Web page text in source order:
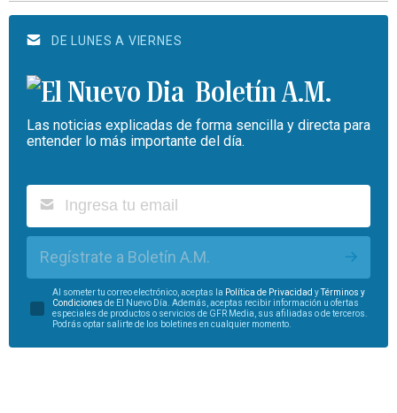
DE LUNES A VIERNES
Boletín A.M.
Las noticias explicadas de forma sencilla y directa para
entender lo más importante del día.
Regístrate a Boletín A.M.
Al someter tu correo electrónico, aceptas la Política de Privacidad yTérminos y
Condiciones de El Nuevo Día. Además, aceptas recibir información u ofertas
especiales de productos o servicios de GFR Media, sus afiliadas o de terceros.
Podrás optar salirte de los boletines en cualquier momento.